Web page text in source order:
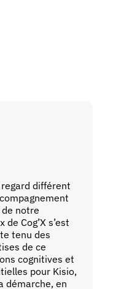
différent
notre
Cog’X s’est
tenu des
de ce
cognitives et
pour Kisio,
démarche, en